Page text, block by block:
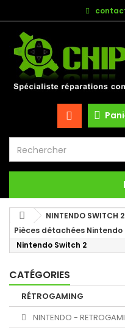
NINTENDO SWITCH 2
Pièces détachées Nintendo
Nintendo Switch 2
CATÉGORIES
RÉTROGAMING
NINTENDO -